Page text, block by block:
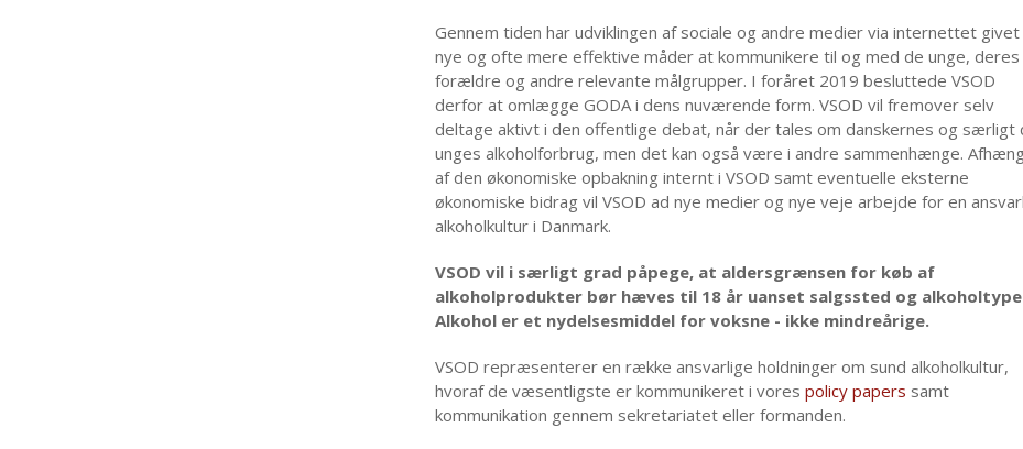
Gennem tiden har udviklingen af sociale og andre medier via internettet givet
nye og ofte mere effektive måder at kommunikere til og med de unge, deres
forældre og andre relevante målgrupper. I foråret 2019 besluttede VSOD
derfor at omlægge GODA i dens nuværende form. VSOD vil fremover selv
deltage aktivt i den offentlige debat, når der tales om danskernes og særligt
unges alkoholforbrug, men det kan også være i andre sammenhænge.
af den økonomiske opbakning internt i VSOD samt eventuelle eksterne
økonomiske bidrag vil VSOD ad nye medier og nye veje arbejde for en
alkoholkultur i Danmark.
VSOD vil i særligt grad påpege, at aldersgrænsen for køb af
alkoholprodukter bør hæves til 18 år uanset salgssted og
Alkohol er et nydelsesmiddel for voksne - ikke mindreårige.
VSOD repræsenterer en række ansvarlige holdninger om sund alkoholkultur,
hvoraf de væsentligste er kommunikeret i vores policy papers samt
kommunikation gennem sekretariatet eller formanden.